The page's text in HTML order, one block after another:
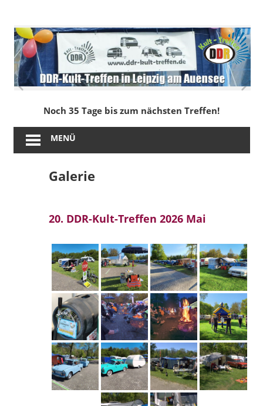
springen
DDR-
Kult-
Treffen
in
Leipzig
am
Noch 35 Tage bis zum nächsten Treffen!
MENÜ
Galerie
20. DDR-Kult-Treffen 2026 Mai